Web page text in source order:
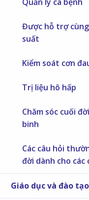
Được hỗ trợ
suất
Kiểm soát cơn
Trị liệu hô hấp
Chăm sóc cuối
binh
Các câu hỏi
đời dành cho các
Giáo dục và đào tạo